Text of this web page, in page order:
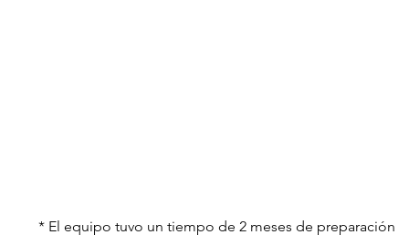
* El equipo tuvo un tiempo de 2 meses de preparación